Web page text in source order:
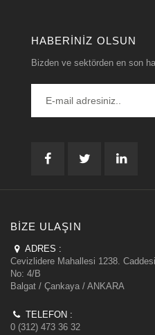
HABERINIZ OLSUN
Bizden ve sektörden en son
BIZE ULAŞIN
ADRES :
Cevizlidere Mahallesi 1238. Caddesi
No: 4/B
Balgat / Çankaya / ANKARA
TELEFON :
0 (312) 473 36 32